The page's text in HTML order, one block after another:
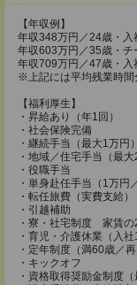
【年収例】
年収348万円／24歳・入
年収603万円／35歳・チ
年収709万円／47歳・入
※上記には平均残業時間
【福利厚生】
・昇給あり（年1回）
・社会保険完備
・継続手当（最大1万円）
・地域／住宅手当（最大
・役職手当
・単身赴任手当（1万円
・転任旅費（実費支給）
・引越補助
・寮・社宅制度 家賃の
・育児・介護休業（入社
・定年制度（満60歳／
・キックオフ
・資格取得奨励金制度（